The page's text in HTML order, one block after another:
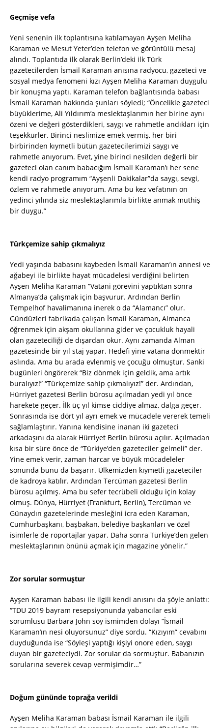
Geçmişe vefa
Yeni senenin ilk toplantısına katılamayan Ayşen Meliha
Karaman ve Mesut Yeter’den telefon ve görüntülü mesaj
alındı. Toplantıda ilk olarak Berlin’deki ilk Türk
gazetecilerden İsmail Karaman anısına radyocu, gazeteci ve
sosyal medya fenomeni kızı Ayşen Meliha Karaman duygulu
bir konuşma yaptı. Karaman telefon bağlantısında babası
İsmail Karaman hakkında şunları söyledi; “Öncelikle gazeteci
büyüklerime, Ali Yıldırım’a meslektaşlarımın her birine aynı
özeni ve değeri gösterdikleri, saygı ve rahmetle andıkları için
teşekkürler. Birinci neslimize emek vermiş, her biri
birbirinden kıymetli bütün gazetecilerimizi saygı ve
rahmetle anıyorum. Evet, yine birinci nesilden değerli bir
gazeteci olan canım babacığım İsmail Karaman’ı her sene
kendi radyo programım “Ayşenli Dakikalar”da saygı, sevgi,
özlem ve rahmetle anıyorum. Ama bu kez vefatının on
yedinci yılında siz meslektaşlarımla birlikte anmak müthiş
bir duygu.”
Türkçemize sahip çıkmalıyız
Yedi yaşında babasını kaybeden İsmail Karaman’ın annesi ve
ağabeyi ile birlikte hayat mücadelesi verdiğini belirten
Ayşen Meliha Karaman “Vatani görevini yaptıktan sonra
Almanya’da çalışmak için başvurur. Ardından Berlin
Tempelhof havalimanına inerek o da “Alamancı” olur.
Gündüzleri fabrikada çalışan İsmail Karaman, Almanca
öğrenmek için akşam okullarına gider ve çocukluk hayali
olan gazeteciliği de dışardan okur. Aynı zamanda Alman
gazetesinde bir yıl staj yapar. Hedefi yine vatana dönmektir
aslında. Ama bu arada evlenmiş ve çocuğu olmuştur. Sanki
bugünleri öngörerek “Biz dönmek için geldik, ama artık
buralıyız!” “Türkçemize sahip çıkmalıyız!” der. Ardından,
Hürriyet gazetesi Berlin bürosu açılmadan yedi yıl önce
harekete geçer. İlk üç yıl kimse ciddiye almaz, dalga geçer.
Sonrasında ise dört yıl ayrı emek ve mücadele vererek temeli
sağlamlaştırır. Yanına kendisine inanan iki gazeteci
arkadaşını da alarak Hürriyet Berlin bürosu açılır. Açılmadan
kısa bir süre önce de “Türkiye’den gazeteciler gelmeli” der.
Yine emek verir, zaman harcar ve büyük mücadeleler
sonunda bunu da başarır. Ülkemizden kıymetli gazeteciler
de kadroya katılır. Ardından Tercüman gazetesi Berlin
bürosu açılmış. Ama bu sefer tecrübeli olduğu için kolay
olmuş. Dünya, Hürriyet (Frankfurt, Berlin), Tercüman ve
Günaydın gazetelerinde mesleğini icra eden Karaman,
Cumhurbaşkanı, başbakan, belediye başkanları ve özel
isimlerle de röportajlar yapar. Daha sonra Türkiye’den gelen
meslektaşlarının önünü açmak için magazine yönelir.”
Zor sorular sormuştur
Ayşen Karaman babası ile ilgili kendi anısını da şöyle anlattı:
“TDU 2019 bayram resepsiyonunda yabancılar eski
sorumlusu Barbara John soy ismimden dolayı “İsmail
Karaman’ın nesi oluyorsunuz” diye sordu. “Kızıyım” cevabını
duyduğunda ise “Söyleşi yaptığı kişiyi onore eden, saygı
duyan bir gazeteciydi. Zor sorular da sormuştur. Babanızın
sorularına severek cevap vermişimdir…”
Doğum gününde toprağa verildi
Ayşen Meliha Karaman babası İsmail Karaman ile ilgili